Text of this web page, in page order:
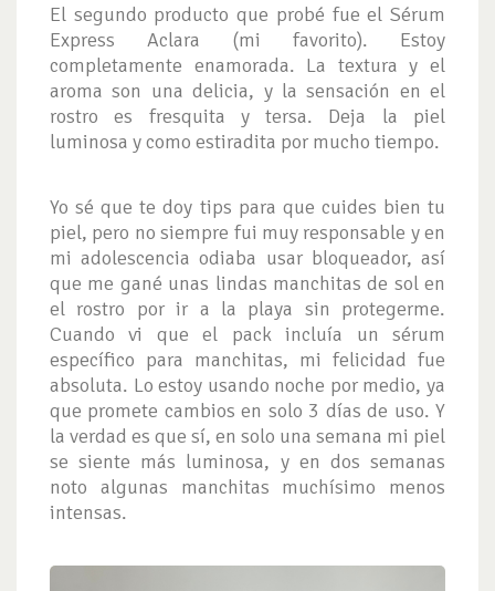
El segundo producto que probé fue el Sérum
Express Aclara (mi favorito). Estoy
completamente enamorada. La textura y el
aroma son una delicia, y la sensación en el
rostro es fresquita y tersa. Deja la piel
luminosa y como estiradita por mucho tiempo.
Yo sé que te doy tips para que cuides bien tu
piel, pero no siempre fui muy responsable y en
mi adolescencia odiaba usar bloqueador, así
que me gané unas lindas manchitas de sol en
el rostro por ir a la playa sin protegerme.
Cuando vi que el pack incluía un sérum
específico para manchitas, mi felicidad fue
absoluta. Lo estoy usando noche por medio, ya
que promete cambios en solo 3 días de uso. Y
la verdad es que sí, en solo una semana mi piel
se siente más luminosa, y en dos semanas
noto algunas manchitas muchísimo menos
intensas.